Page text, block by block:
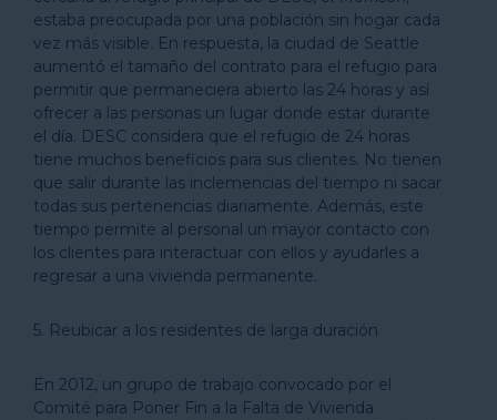
estaba preocupada por una población sin hogar cada
vez más visible. En respuesta, la ciudad de Seattle
aumentó el tamaño del contrato para el refugio para
permitir que permaneciera abierto las 24 horas y así
ofrecer a las personas un lugar donde estar durante
el día. DESC considera que el refugio de 24 horas
tiene muchos beneficios para sus clientes. No tienen
que salir durante las inclemencias del tiempo ni sacar
todas sus pertenencias diariamente. Además, este
tiempo permite al personal un mayor contacto con
los clientes para interactuar con ellos y ayudarles a
regresar a una vivienda permanente.
5. Reubicar a los residentes de larga duración
En 2012, un grupo de trabajo convocado por el
Comité para Poner Fin a la Falta de Vivienda